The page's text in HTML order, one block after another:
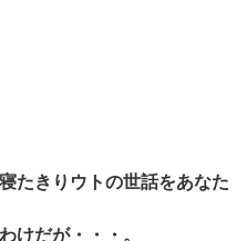
たきりウトの世話をあなた
けだが・・・。